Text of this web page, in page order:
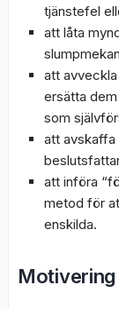
tjänstefel
att låta
att
ersätta
som
att avskaffa
att införa
metod för
enskilda.
Motivering